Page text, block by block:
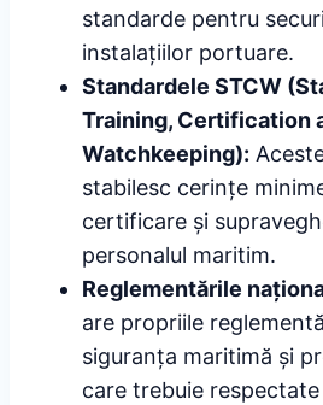
standarde pentru
instalațiilor portuare.
Standardele STCW
Training, Certification
Watchkeeping):
stabilesc cerințe
certificare și
personalul maritim.
Reglementările
are propriile
siguranța maritimă și
care trebuie